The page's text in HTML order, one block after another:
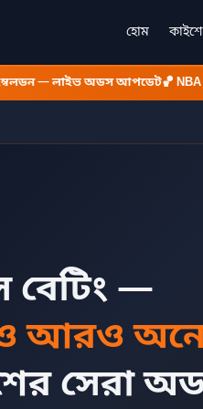
হোম
— লাইভ অডস আপডেট🏀 NBA
বেটিং —
ও আরও
সেরা